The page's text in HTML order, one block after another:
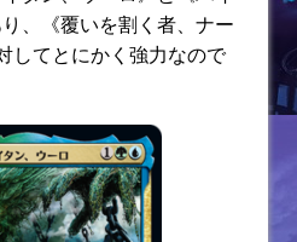
、《覆いを割く者、ナー
してとにかく強力なので